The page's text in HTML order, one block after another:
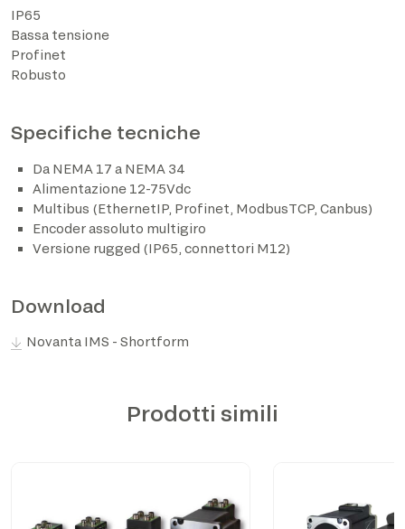
IP65
Bassa tensione
Profinet
Robusto
Specifiche tecniche
Da NEMA 17 a NEMA 34
Alimentazione 12-75Vdc
Multibus (EthernetIP, Profinet, ModbusTCP, Canbus)
Encoder assoluto multigiro
Versione rugged (IP65, connettori M12)
Download
Novanta IMS - Shortform
di quanto disposto dal Regolamento UE 2016/679*
Acconsento al trattamento dei dati per le finalità
descritte al punto 2 dell’informativa privacy (attività di
*The marked fields are required
Prodotti simili